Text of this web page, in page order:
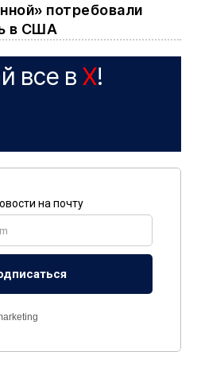
потребовали
в США
все в X!